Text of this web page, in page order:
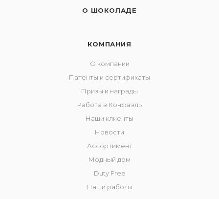
О ШОКОЛАДЕ
КОМПАНИЯ
О компании
Патенты и сертификаты
Призы и награды
Работа в Конфаэль
Наши клиенты
Новости
Ассортимент
Модный дом
Duty Free
Наши работы